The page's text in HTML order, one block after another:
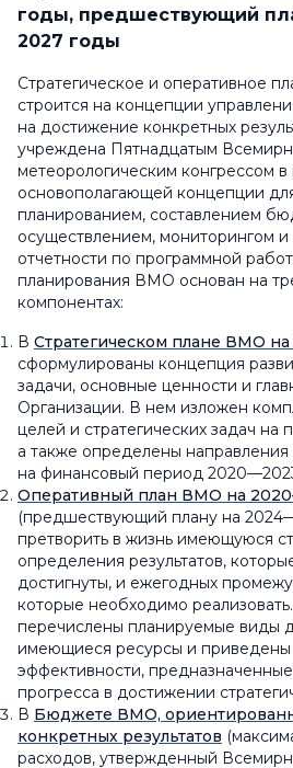
годы, предшествующий
2027 годы
Стратегическое и оперативное
строится на концепции
на достижение конкретных
учреждена Пятнадцатым
метеорологическим конгрессом в
основополагающей концепции
планированием, составлением
осуществлением, мониторингом
отчетности по программной
планирования ВМО основан на
компонентах:
В Стратегическом плане ВМО
сформулированы концепция
задачи, основные ценности и
Организации. В нем изложен
целей и стратегических задач на
а также определены направления
на финансовый период
Оперативный план ВМО на
(предшествующий плану на
претворить в жизнь имеющуюся
определения результатов,
достигнуты, и ежегодных
которые необходимо
перечислены планируемые виды
имеющиеся ресурсы и приведены
эффективности,
прогресса в достижении
В Бюджете ВМО,
конкретных результатов
расходов, утвержденный